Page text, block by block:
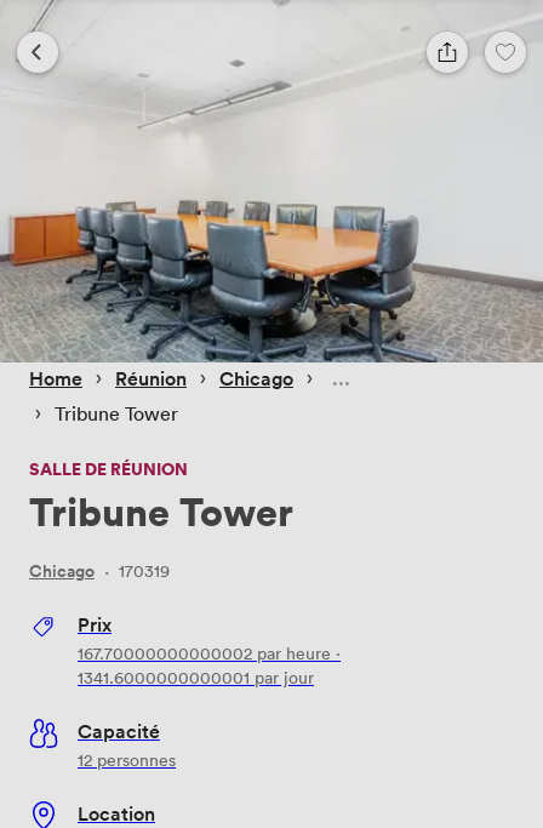
Home › Réunion › Chicago ›
› Tribune Tower
SALLE DE RÉUNION
Tribune Tower
Chicago · 170319
Prix
167.70000000000002 par heure ·
1341.6000000000001 par jour
Capacité
12 personnes
Location